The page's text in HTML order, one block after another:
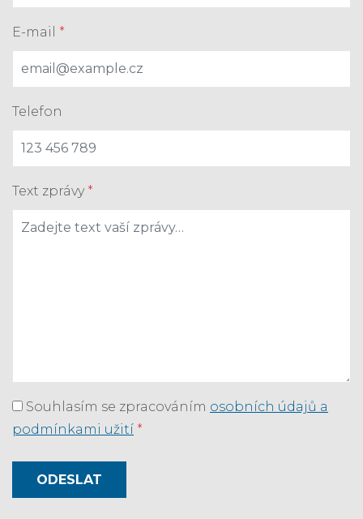
E-mail *
Telefon
Text zprávy *
Souhlasím se zpracováním osobních údajů a
podmínkami užití *
ODESLAT